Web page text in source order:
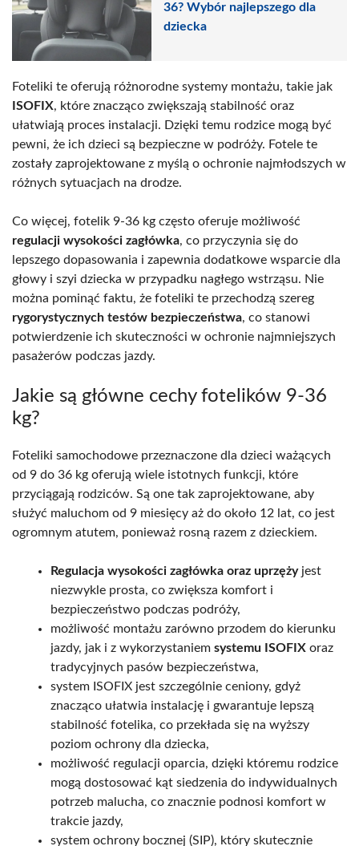
36? Wybór najlepszego dla
dziecka
Foteliki te oferują różnorodne systemy montażu, takie jak
ISOFIX, które znacząco zwiększają stabilność oraz
ułatwiają proces instalacji. Dzięki temu rodzice mogą być
pewni, że ich dzieci są bezpieczne w podróży. Fotele te
zostały zaprojektowane z myślą o ochronie najmłodszych w
różnych sytuacjach na drodze.
Co więcej, fotelik 9-36 kg często oferuje możliwość
regulacji wysokości zagłówka, co przyczynia się do
lepszego dopasowania i zapewnia dodatkowe wsparcie dla
głowy i szyi dziecka w przypadku nagłego wstrząsu. Nie
można pominąć faktu, że foteliki te przechodzą szereg
rygorystycznych testów bezpieczeństwa, co stanowi
potwierdzenie ich skuteczności w ochronie najmniejszych
pasażerów podczas jazdy.
Jakie są główne cechy fotelików 9-36
kg?
Foteliki samochodowe przeznaczone dla dzieci ważących
od 9 do 36 kg oferują wiele istotnych funkcji, które
przyciągają rodziców. Są one tak zaprojektowane, aby
służyć maluchom od 9 miesięcy aż do około 12 lat, co jest
ogromnym atutem, ponieważ rosną razem z dzieckiem.
Regulacja wysokości zagłówka oraz uprzężyjest
niezwykle prosta, co zwiększa komfort i
bezpieczeństwo podczas podróży,
możliwość montażu zarówno przodem do kierunku
jazdy, jak i z wykorzystaniem systemu ISOFIX oraz
tradycyjnych pasów bezpieczeństwa,
system ISOFIX jest szczególnie ceniony, gdyż
znacząco ułatwia instalację i gwarantuje lepszą
stabilność fotelika, co przekłada się na wyższy
poziom ochrony dla dziecka,
możliwość regulacji oparcia, dzięki któremu rodzice
mogą dostosować kąt siedzenia do indywidualnych
potrzeb malucha, co znacznie podnosi komfort w
trakcie jazdy,
system ochrony bocznej (SIP), który skutecznie